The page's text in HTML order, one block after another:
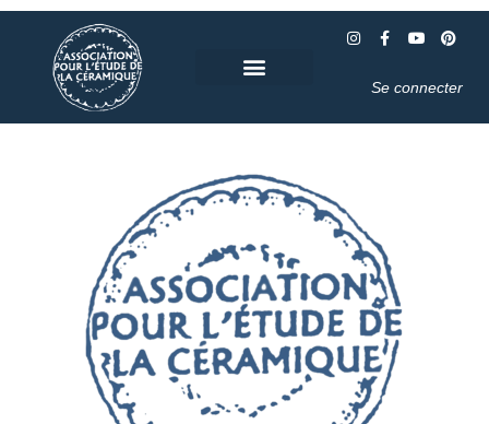
Se connecter